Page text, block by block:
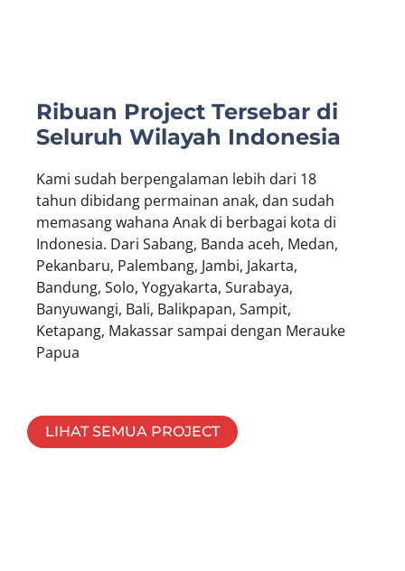
Ribuan Project Tersebar di
Seluruh Wilayah Indonesia
Kami sudah berpengalaman lebih dari 18
tahun dibidang permainan anak, dan sudah
memasang wahana Anak di berbagai kota di
Indonesia. Dari Sabang, Banda aceh, Medan,
Pekanbaru, Palembang, Jambi, Jakarta,
Bandung, Solo, Yogyakarta, Surabaya,
Banyuwangi, Bali, Balikpapan, Sampit,
Ketapang, Makassar sampai dengan Merauke
Papua
LIHAT SEMUA PROJECT